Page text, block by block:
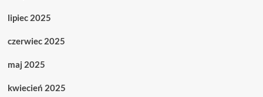
lipiec 2025
czerwiec 2025
maj 2025
kwiecień 2025